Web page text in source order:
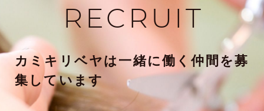
RECRUIT
カミキリベヤは一緒に働く仲間を募
集しています